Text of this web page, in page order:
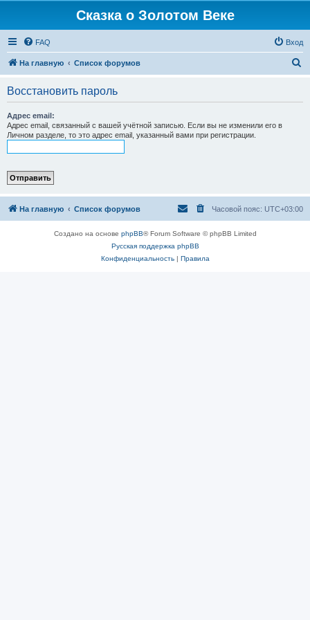
Сказка о Золотом Веке
FAQ Вход
На главную Список форумов
Восстановить пароль
Адрес email:
Адрес email, связанный с вашей учётной записью. Если вы не изменили его в
Личном разделе, то это адрес email, указанный вами при регистрации.
На главную Список форумов Часовой пояс: UTC+03:00
Создано на основе phpBB® Forum Software © phpBB Limited
Русская поддержка phpBB
Конфиденциальность| Правила